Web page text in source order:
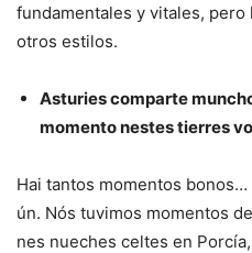
fundamentales y vitales, pero
otros estilos.
Asturies comparte
momento nestes tierres
Hai tantos momentos
ún. Nós tuvimos momentos
nes nueches celtes en